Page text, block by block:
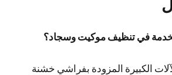
في تنظيف موكيت وسجاد؟
الكبيرة المزودة بفراشي خشنة